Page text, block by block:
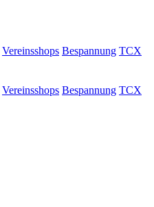
Vereinsshops Bespannung TCX
Vereinsshops Bespannung TCX